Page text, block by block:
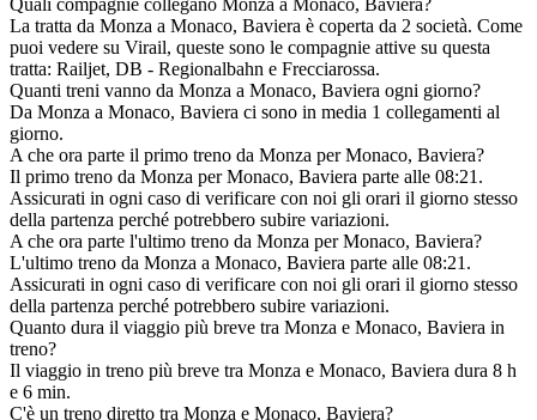
Quali compagnie collegano Monza a Monaco, Baviera?
La tratta da Monza a Monaco, Baviera è coperta da 2 società. Come
puoi vedere su Virail, queste sono le compagnie attive su questa
tratta: Railjet, DB - Regionalbahn e Frecciarossa.
Quanti treni vanno da Monza a Monaco, Baviera ogni giorno?
Da Monza a Monaco, Baviera ci sono in media 1 collegamenti al
giorno.
A che ora parte il primo treno da Monza per Monaco, Baviera?
Il primo treno da Monza per Monaco, Baviera parte alle 08:21.
Assicurati in ogni caso di verificare con noi gli orari il giorno stesso
della partenza perché potrebbero subire variazioni.
A che ora parte l'ultimo treno da Monza per Monaco, Baviera?
L'ultimo treno da Monza a Monaco, Baviera parte alle 08:21.
Assicurati in ogni caso di verificare con noi gli orari il giorno stesso
della partenza perché potrebbero subire variazioni.
Quanto dura il viaggio più breve tra Monza e Monaco, Baviera in
treno?
Il viaggio in treno più breve tra Monza e Monaco, Baviera dura 8 h
e 6 min.
C'è un treno diretto tra Monza e Monaco, Baviera?